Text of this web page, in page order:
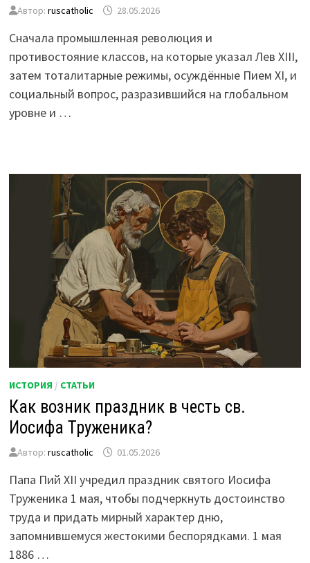
Автор:ruscatholic 28.05.2026
Сначала промышленная революция и
противостояние классов, на которые указал Лев XIII,
затем тоталитарные режимы, осуждённые Пием XI, и
социальный вопрос, разразившийся на глобальном
уровне и …
ИСТОРИЯ / СТАТЬИ
Как возник праздник в честь св.
Иосифа Труженика?
Автор:ruscatholic 01.05.2026
Папа Пий XII учредил праздник святого Иосифа
Труженика 1 мая, чтобы подчеркнуть достоинство
труда и придать мирный характер дню,
запомнившемуся жестокими беспорядками. 1 мая
1886 …